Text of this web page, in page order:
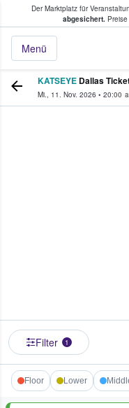
Der Marktplatz für
abgesichert.Preise
Menü
Tickets
KATSEYE Dallas
Mi., 11. Nov. 2026 • 20:00
Filter 1
Floor Lower